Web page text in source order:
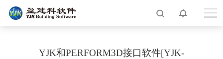
YJK和PERFORM3D接口软件[YJK-